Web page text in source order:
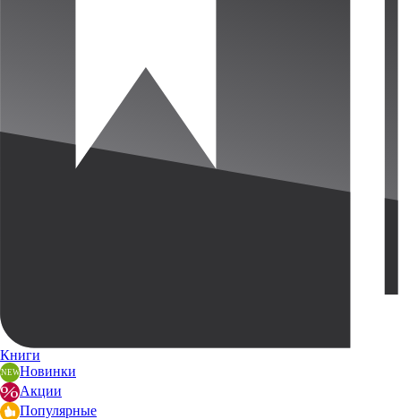
Книги
Новинки
Акции
Популярные